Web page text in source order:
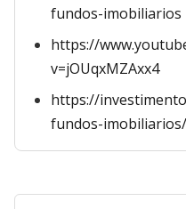
fundos-imobiliarios
https://
v=jOUqxMZAxx4
https://
fundos-imobiliarios/